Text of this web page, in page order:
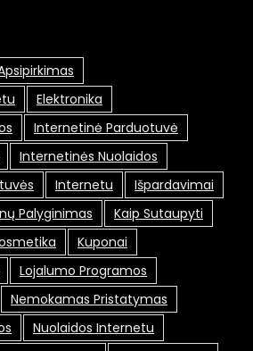
Elektronika
Internetinė Parduotuvė
Internetinės Nuolaidos
Internetu
Išpardavimai
Palyginimas
Kaip Sutaupyti
Kuponai
Lojalumo Programos
Nemokamas Pristatymas
Nuolaidos Internetu